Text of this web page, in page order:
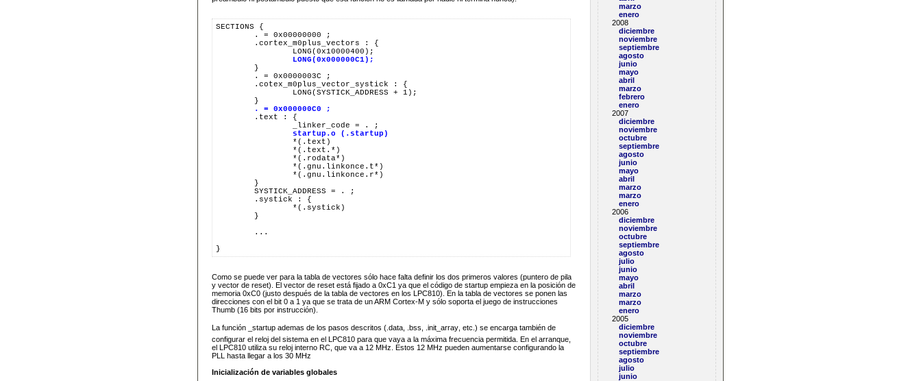
SECTIONS {
LONG(0x000000C1);
. = 0x000000C0 ;
startup.o (.startup)
Como se puede ver para la tabla de vectores sólo hace falta definir los dos primeros valores (puntero de pila
y vector de reset). El vector de reset está fijado a 0xC1 ya que el código de startup empieza en la posición de
memoria 0xC0 (justo después de la tabla de vectores en los LPC810). En la tabla de vectores se ponen las
direcciones con el bit 0 a 1 ya que se trata de un ARM Cortex-M y sólo soporta el juego de instrucciones
Thumb (16 bits por instrucción).
La función _startup ademas de los pasos descritos (.data, .bss, .init_array, etc.) se encarga también de
configurar el reloj del sistema en el LPC810 para que vaya a la máxima frecuencia permitida. En el arranque,
el LPC810 utiliza su reloj interno RC, que va a 12 MHz. Estos 12 MHz pueden aumentarse configurando la
PLL hasta llegar a los 30 MHz
Inicialización de variables globales
marzo
enero
2008
diciembre
noviembre
septiembre
agosto
junio
mayo
abril
marzo
febrero
enero
2007
diciembre
noviembre
octubre
septiembre
agosto
junio
mayo
abril
marzo
marzo
enero
2006
diciembre
noviembre
octubre
septiembre
agosto
julio
junio
mayo
abril
marzo
marzo
enero
2005
diciembre
noviembre
octubre
septiembre
agosto
julio
junio